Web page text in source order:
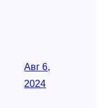
Авг 6,
2024